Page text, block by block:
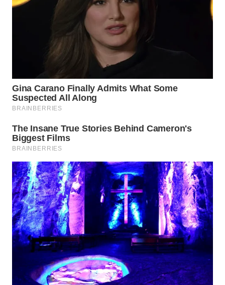
TAPANULI
WN
PADANG
LAWAS
WN
SUMEDANG
WN
CIANJUR
WN
KEPULAUAN
SERIBU
WN
TANGERANG